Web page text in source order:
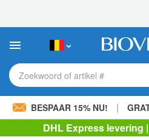
Deze
bevat
toegankelijkheidssysteem.
Zoekwoord of artikel #
BESPAAR 15% NU! |
DHL Express levering